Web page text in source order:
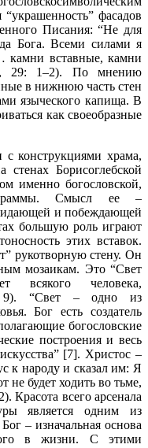
фасадов
Писания: “Не для
Бога. Всеми силами я
камни вставные, камни
29: 1–2). По мнению
в нижнюю часть стен
языческого капища. В
как своеобразные
с конструкциями храма,
стенах Борисоглебской
именно богословской,
Смысл ее –
и побеждающей
большую роль играют
этих вставок.
рукотворную стену. Он
мозаикам. Это “Свет
всякого человека,
“Свет – одно из
Бог есть создатель
богословские
построения и весь
[7]. Христос –
к народу и сказал им: Я
не будет ходить во тьме,
Красота всего арсенала
является одним из
– изначальная основа
в жизни. С этими